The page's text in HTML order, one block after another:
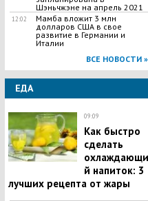
Шэньчжэне на апрель 2021
12:02
Мамба вложит 3 млн
долларов США в свое
развитие в Германии и
Италии
ВСЕ НОВОСТИ »
ЕДА
09:09
Как быстро
сделать
охлаждающи
й напиток: 3
лучших рецепта от жары